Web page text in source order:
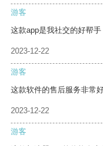
游客
这款app是我社交的好帮
2023-12-22
游客
这款软件的售后服务非常
2023-12-22
游客